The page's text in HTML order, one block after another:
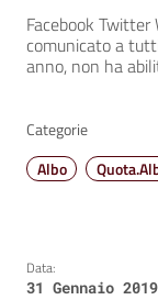
Facebook
comunicato a
anno, non ha
Categorie
Albo
Data:
31 Gennaio 2019